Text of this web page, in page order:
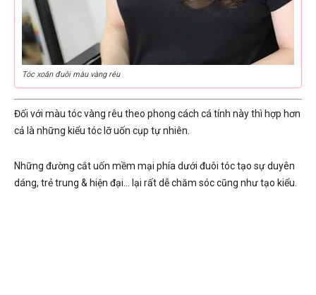
Tóc xoăn đuôi màu vàng rêu
Đối với màu tóc vàng rêu theo phong cách cá tính này thì hợp hơn
cả là những kiểu tóc lỡ uốn cụp tự nhiên.
Những đường cắt uốn mềm mại phía dưới đuôi tóc tạo sự duyên
dáng, trẻ trung & hiện đại… lại rất dễ chăm sóc cũng như tạo kiểu.